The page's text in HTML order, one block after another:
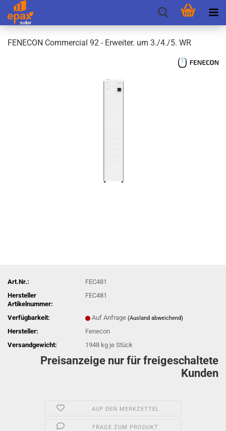
FEN­E­CON Com­mer­cial 92 - Er­wei­ter. um 3./4./5. WR
Art.Nr.:
FEC481
Hersteller
Artikelnummer:
FEC481
Verfügbarkeit: Auf Anfrage (Ausland abweichend)
Hersteller:
Fenecon
Versandgewicht:
1948 kg je Stück
Preisanzeige nur für freigeschaltete
Kunden
AUF DEN MERKZETTEL
FRAGE ZUM PRODUKT